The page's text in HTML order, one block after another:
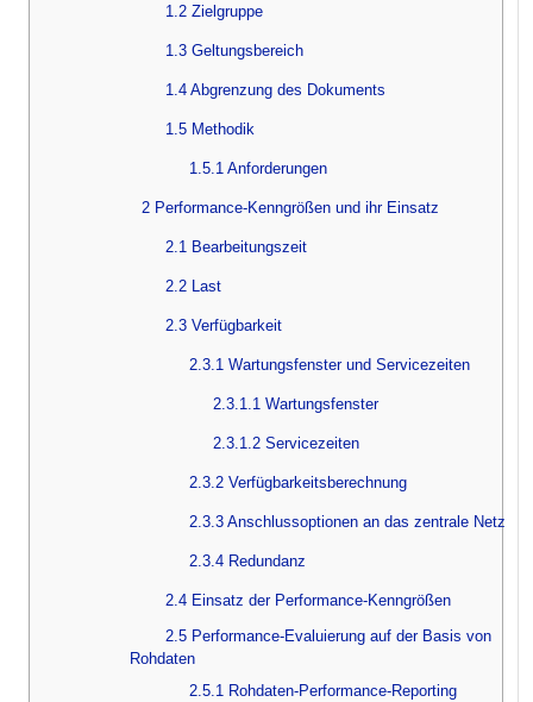
1.2 Zielgruppe
1.3 Geltungsbereich
1.4 Abgrenzung des Dokuments
1.5 Methodik
1.5.1 Anforderungen
2 Performance-Kenngrößen und ihr Einsatz
2.1 Bearbeitungszeit
2.2 Last
2.3 Verfügbarkeit
2.3.1 Wartungsfenster und Servicezeiten
2.3.1.1 Wartungsfenster
2.3.1.2 Servicezeiten
2.3.2 Verfügbarkeitsberechnung
2.3.3 Anschlussoptionen an das zentrale Netz
2.3.4 Redundanz
2.4 Einsatz der Performance-Kenngrößen
2.5 Performance-Evaluierung auf der Basis von
Rohdaten
2.5.1 Rohdaten-Performance-Reporting